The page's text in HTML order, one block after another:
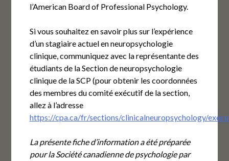
l’American Board of Professional Psychology.
Si vous souhaitez en savoir plus sur l’expérience
d’un stagiaire actuel en neuropsychologie
clinique, communiquez avec la représentante des
étudiants de la Section de neuropsychologie
clinique de la SCP (pour obtenir les coordonnées
des membres du comité exécutif de la section,
allez à l’adresse
https://cpa.ca/fr/sections/clinicalneuropsychology/
La présente fiche d’information a été préparée
pour la Société canadienne de psychologie par